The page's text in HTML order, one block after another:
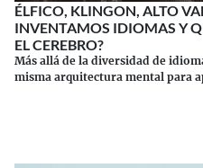
ÉLFICO, KLINGON, ALTO
INVENTAMOS IDIOMAS Y
EL CEREBRO?
Más allá de la diversidad de
misma arquitectura mental para